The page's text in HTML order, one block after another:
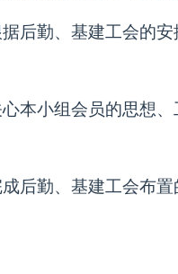
据后勤、基建工会的
本小组会员的思想
后勤、基建工会布置